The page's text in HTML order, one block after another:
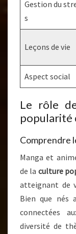
Gestion du
s
Leçons de vie
Aspect social
Le rôle
popularité
Comprendre
Manga et
de la culture
atteignant de
Bien que nés
connectées
diversité de